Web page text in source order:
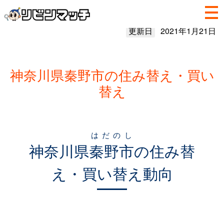
更新日 2021年1月21日
神奈川県秦野市の住み替え・買い
替え
神奈川県秦野市
はだのし
の住み替
え・買い替え動向